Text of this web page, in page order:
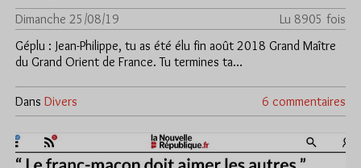
Dimanche 25/08/19
Lu 8905 fois
Géplu : Jean-Philippe, tu as été élu fin août 2018 Grand Maître
du Grand Orient de France. Tu termines ta…
Dans Divers 6 commentaires